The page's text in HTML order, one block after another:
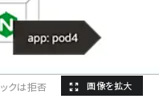
クは拒否